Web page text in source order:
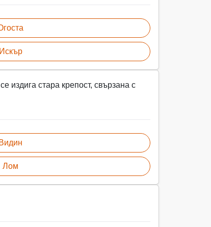
Искър
издига стара крепост, свързана с
Видин
Лом